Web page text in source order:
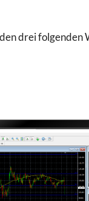
drei folgenden